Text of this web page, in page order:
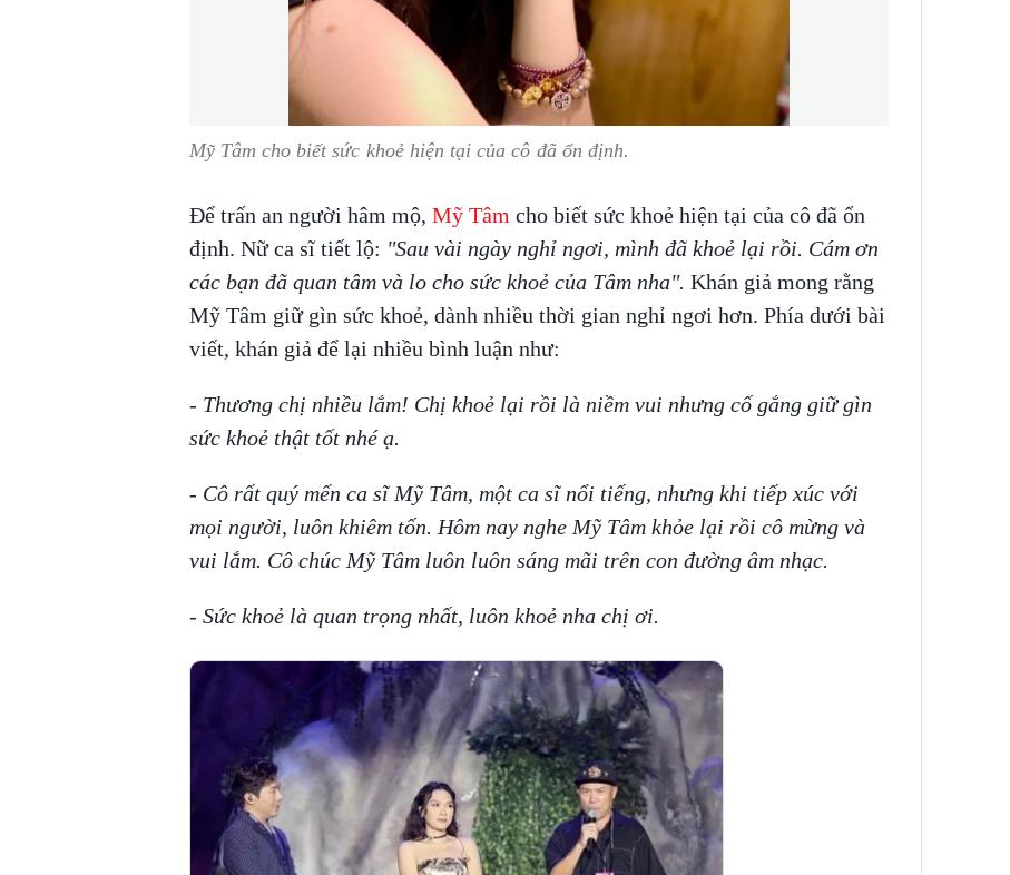
Mỹ Tâm cho biết sức khoẻ hiện tại của cô đã ổn định.
Để trấn an người hâm mộ, Mỹ Tâm cho biết sức khoẻ hiện tại của cô đã ổn
định. Nữ ca sĩ tiết lộ: "Sau vài ngày nghỉ ngơi, mình đã khoẻ lại rồi. Cám ơn
các bạn đã quan tâm và lo cho sức khoẻ của Tâm nha". Khán giả mong rằng
Mỹ Tâm giữ gìn sức khoẻ, dành nhiều thời gian nghỉ ngơi hơn. Phía dưới bài
viết, khán giả để lại nhiều bình luận như:
- Thương chị nhiều lắm! Chị khoẻ lại rồi là niềm vui nhưng cố gắng giữ gìn
sức khoẻ thật tốt nhé ạ.
- Cô rất quý mến ca sĩ Mỹ Tâm, một ca sĩ nổi tiếng, nhưng khi tiếp xúc với
mọi người, luôn khiêm tốn. Hôm nay nghe Mỹ Tâm khỏe lại rồi cô mừng và
vui lắm. Cô chúc Mỹ Tâm luôn luôn sáng mãi trên con đường âm nhạc.
- Sức khoẻ là quan trọng nhất, luôn khoẻ nha chị ơi.